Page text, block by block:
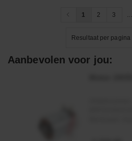
1 2 3 ...
Resultaat per pagina
Aanbevolen voor jou: